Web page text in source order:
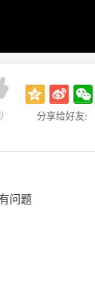
分享给好友:
问题